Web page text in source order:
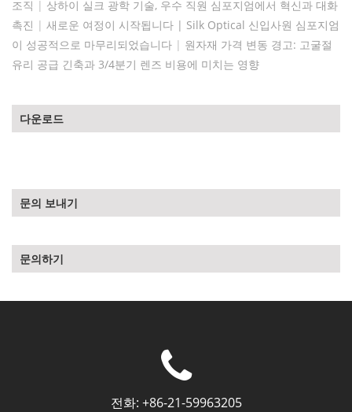
조직 | 상하이 실크 광학 기술, 우수 직원 심포지엄에서 혁신과 대화
촉진 | 새로운 여정이 시작됩니다 | Silk Optical 신입사원 심포지엄
이 성공적으로 마무리되었습니다 | 원자재 가격 변동 경고: 고굴절
유리 공급 긴축과 3/4분기 렌즈 비용에 미치는 영향
다운로드
문의 보내기
문의하기
전화: +86-21-59963205